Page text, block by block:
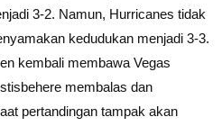
3-2. Namun, Hurricanes tidak
kedudukan menjadi 3-3.
kembali membawa Vegas
membalas dan
pertandingan tampak akan